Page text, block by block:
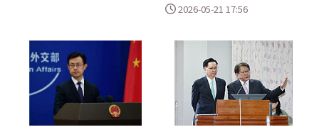
2026-05-21 17:56